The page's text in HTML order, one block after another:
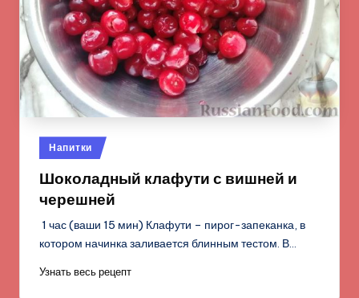
Опубликовано
в
Напитки
Шоколадный клафути с вишней и
черешней
1 час (ваши 15 мин) Клафути – пирог-запеканка, в
котором начинка заливается блинным тестом. В…
Узнать весь рецепт